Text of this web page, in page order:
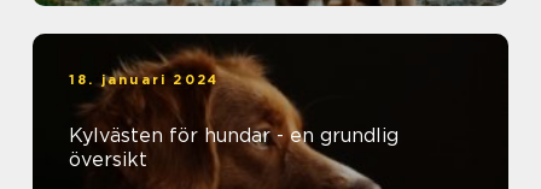
18. januari 2024
Kylvästen för hundar - en grundlig
översikt